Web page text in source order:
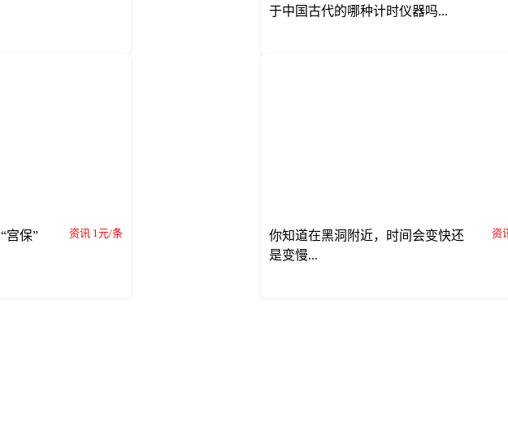
于中国古代的哪种计时仪器吗...
宫保”
资讯 1元/条
你知道在黑洞附近，时间会变快还
是变慢...
资